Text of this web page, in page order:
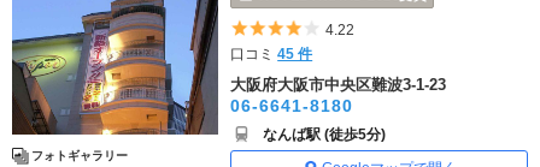
フォトギャラリー
5つ星のうち4
4.22
口コミ45 件
大阪府大阪市中央区難波3-1-23
06-6641-8180
なんば駅 (徒歩5分)